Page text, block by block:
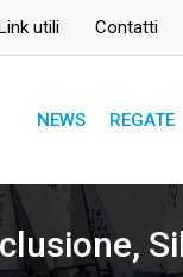
utili Contatti
NEWS REGATE